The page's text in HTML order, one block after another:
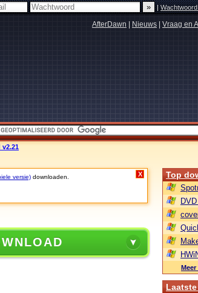
|
AfterDawn Nieuws Vraag en
v2.21
versie) downloaden. X Top